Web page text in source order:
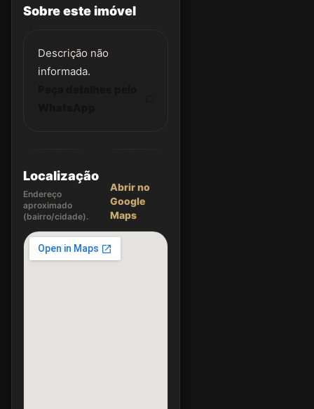
Sobre este imóvel
Descrição não
informada.
Localização
Endereço
aproximado
(bairro/cidade).
Abrir no
Google
Maps